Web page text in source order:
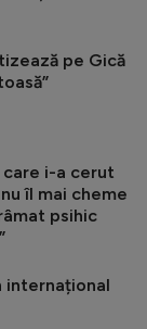
pe Gică
i-a cerut
îl mai cheme
psihic
internațional